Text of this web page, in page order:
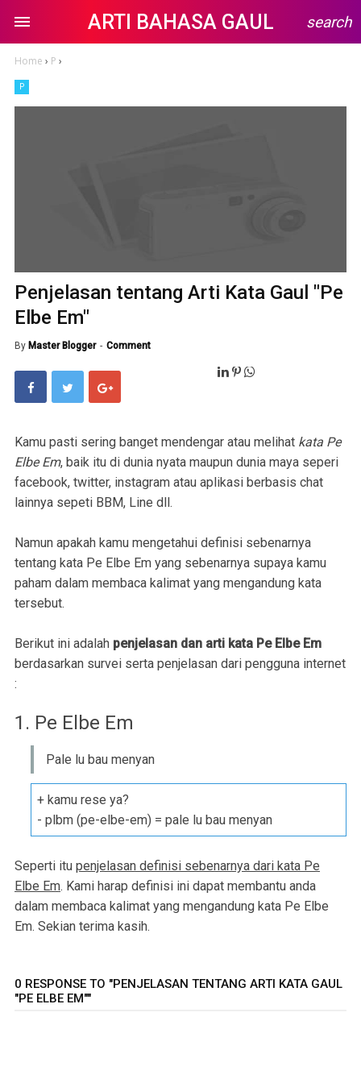
ARTI BAHASA GAUL search
Home › P ›
P
Penjelasan tentang Arti Kata Gaul "Pe
Elbe Em"
By Master Blogger Comment
Kamu pasti sering banget mendengar atau melihat kata Pe
Elbe Em, baik itu di dunia nyata maupun dunia maya seperi
facebook, twitter, instagram atau aplikasi berbasis chat
lainnya sepeti BBM, Line dll.
Namun apakah kamu mengetahui definisi sebenarnya
tentang kata Pe Elbe Em yang sebenarnya supaya kamu
paham dalam membaca kalimat yang mengandung kata
tersebut.
Berikut ini adalah penjelasan dan arti kata Pe Elbe Em
berdasarkan survei serta penjelasan dari pengguna internet
:
1. Pe Elbe Em
Pale lu bau menyan
+ kamu rese ya?
- plbm (pe-elbe-em) = pale lu bau menyan
Seperti itu penjelasan definisi sebenarnya dari kata Pe
Elbe Em. Kami harap definisi ini dapat membantu anda
dalam membaca kalimat yang mengandung kata Pe Elbe
Em. Sekian terima kasih.
0 RESPONSE TO "PENJELASAN TENTANG ARTI KATA GAUL
"PE ELBE EM""